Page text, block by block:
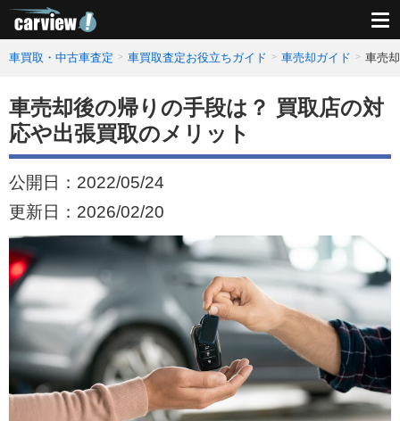
車買取・中古車査定 車買取査定お役立ちガイド 車売却ガイド 車売
車売却後の帰りの手段は？ 買取店の対
応や出張買取のメリット
公開日： 2022/05/24
更新日： 2026/02/20